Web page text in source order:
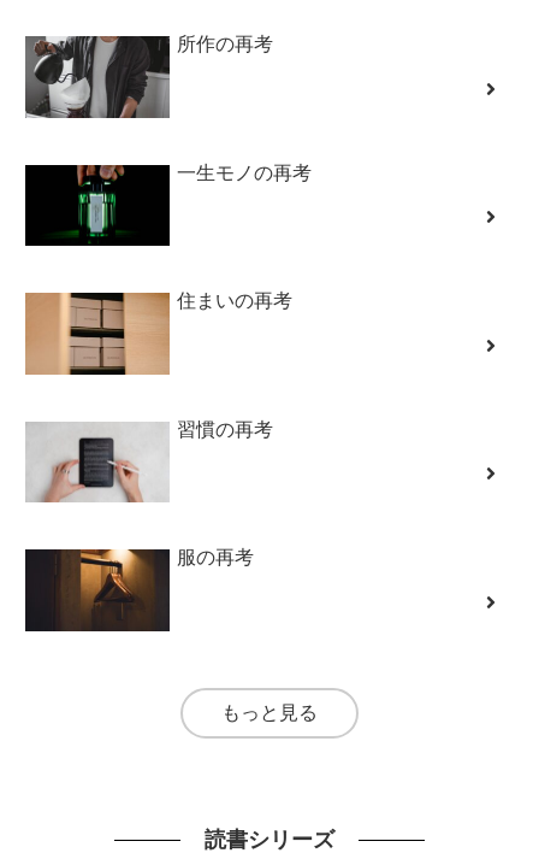
所作の再考
一生モノの再考
住まいの再考
習慣の再考
服の再考
もっと見る
読書シリーズ